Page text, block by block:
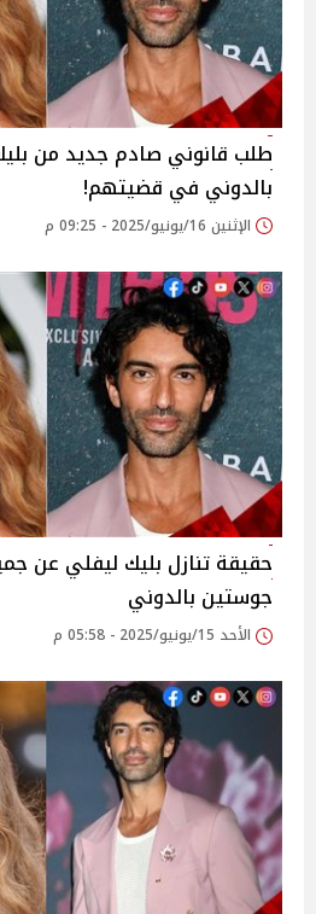
طلب قانوني صادم جديد من
بالدوني في قضيتهم!
الإثنين 16/يونيو/2025 - 09:25 م
حقيقة تنازل بليك ليفلي عن
جوستين بالدوني
الأحد 15/يونيو/2025 - 05:58 م